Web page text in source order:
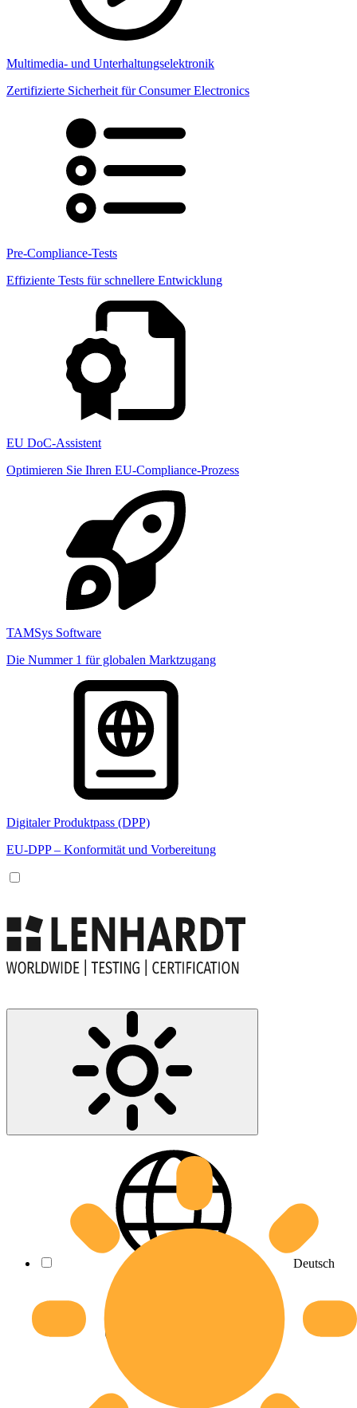
Multimedia- und Unterhaltungselektronik
Zertifizierte Sicherheit für Consumer Electronics
Pre-Compliance-Tests
Effiziente Tests für schnellere Entwicklung
EU DoC-Assistent
Optimieren Sie Ihren EU-Compliance-Prozess
TAMSys Software
Die Nummer 1 für globalen Marktzugang
Digitaler Produktpass (DPP)
EU-DPP – Konformität und Vorbereitung
Deutsch